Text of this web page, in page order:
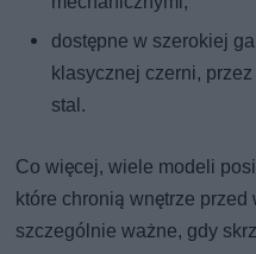
dostępne w szerokiej
klasycznej czerni,
stal.
Co więcej, wiele modeli
które chronią wnętrze
szczególnie ważne, gdy